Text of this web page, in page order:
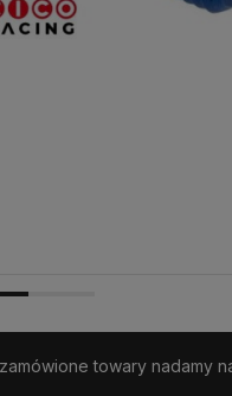
towary nadamy